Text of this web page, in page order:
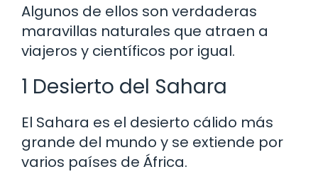
Algunos de ellos son verdaderas
maravillas naturales que atraen a
viajeros y científicos por igual.
1 Desierto del Sahara
El Sahara es el desierto cálido más
grande del mundo y se extiende por
varios países de África.